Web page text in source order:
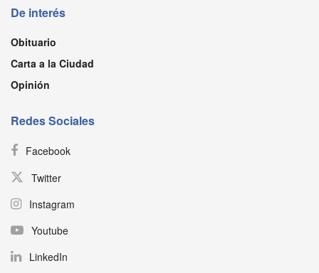
De interés
Obituario
Carta a la Ciudad
Opinión
Redes Sociales
Facebook
Twitter
Instagram
Youtube
LinkedIn